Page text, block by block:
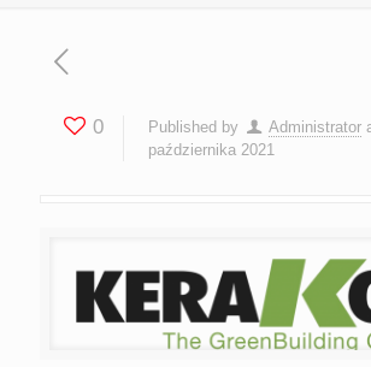
0 Published by Administrator
października 2021